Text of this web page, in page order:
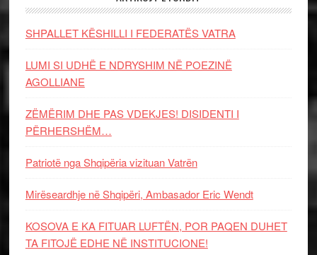
SHPALLET KËSHILLI I FEDERATËS VATRA
LUMI SI UDHË E NDRYSHIM NË POEZINË
AGOLLIANE
ZËMËRIM DHE PAS VDEKJES! DISIDENTI I
PËRHERSHËM…
Patriotë nga Shqipëria vizituan Vatrën
Mirëseardhje në Shqipëri, Ambasador Eric Wendt
KOSOVA E KA FITUAR LUFTËN, POR PAQEN DUHET
TA FITOJË EDHE NË INSTITUCIONE!